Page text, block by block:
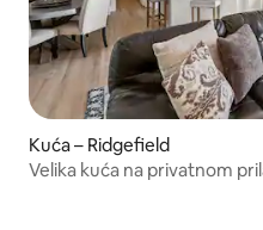
Kuća – Ridgefield
Velika kuća na privatnom